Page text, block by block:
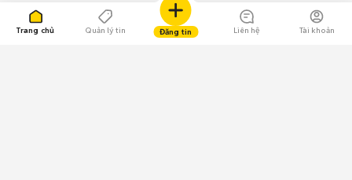
Trang chủ Quản lý tin Đăng tin Liên hệ Tài khoản